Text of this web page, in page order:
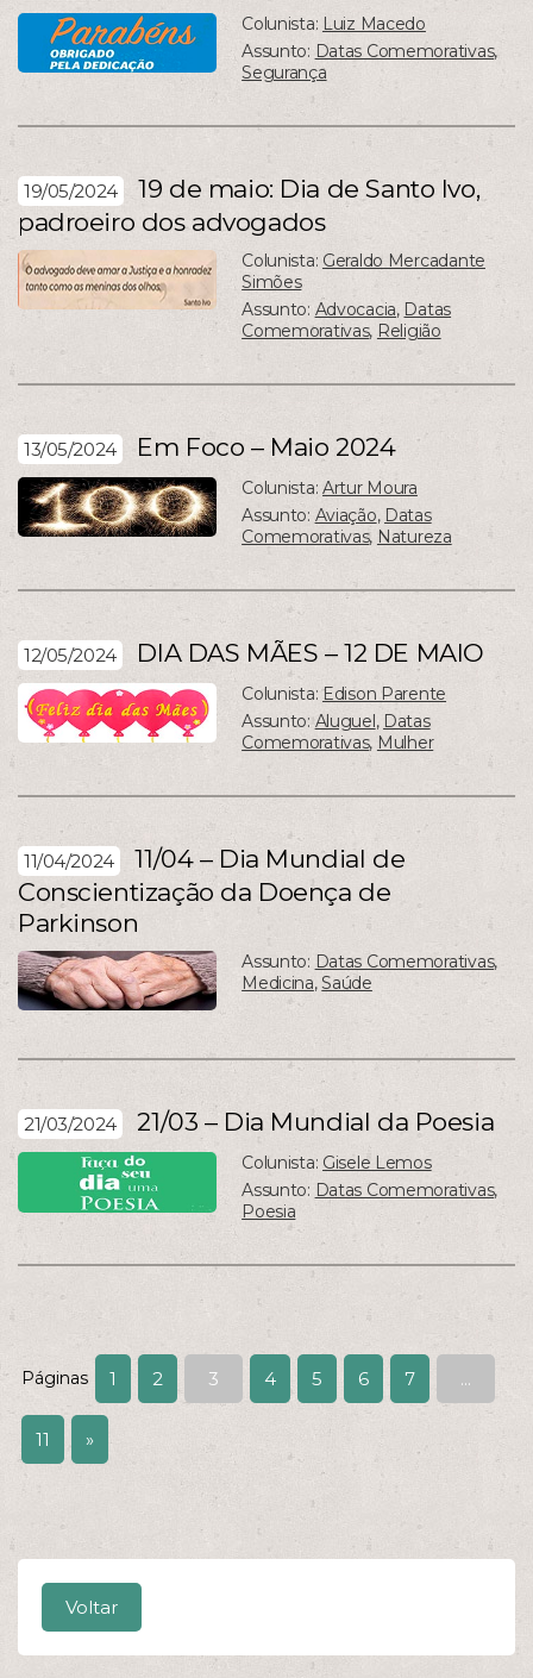
Colunista: Luiz Macedo
Assunto: Datas Comemorativas,
Segurança
19/05/2024
19 de maio: Dia de Santo Ivo,
padroeiro dos advogados
Colunista: Geraldo Mercadante
Simões
Assunto: Advocacia, Datas
Comemorativas, Religião
13/05/2024 Em Foco – Maio 2024
Colunista:Artur Moura
Assunto: Aviação, Datas
Comemorativas, Natureza
12/05/2024 DIA DAS MÃES – 12 DE MAIO
Colunista:Edison Parente
Assunto:Aluguel, Datas
Comemorativas, Mulher
11/04/2024
11/04 – Dia Mundial de
Conscientização da Doença de
Parkinson
Assunto: Datas Comemorativas,
Medicina,Saúde
21/03/2024 21/03 – Dia Mundial da Poesia
Colunista: Gisele Lemos
Assunto: Datas Comemorativas,
Poesia
Páginas 1 2 3 4 5 6 7 ...
11 »
Voltar